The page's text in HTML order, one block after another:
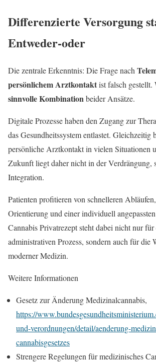
Differenzierte Versorgung
Entweder-oder
Die zentrale Erkenntnis: Die Frage nach
persönlichem Arztkontaktist falsch
sinnvolle Kombination beider Ansätze.
Digitale Prozesse haben den Zugang zur
das Gesundheitssystem entlastet. Gleichzeitig
persönliche Arztkontakt in vielen Situationen
Zukunft liegt daher nicht in der Verdrängung,
Integration.
Patienten profitieren von schnelleren
Orientierung und einer individuell
Cannabis Privatrezept steht dabei nicht nur für
administrativen Prozess, sondern auch für die
moderner Medizin.
Weitere Informationen
Gesetz zur Änderung Medizinalcannabis,
https://
und-verordnungen/detail/aenderung-
cannabisgesetzes
Strengere Regelungen für medizinisches